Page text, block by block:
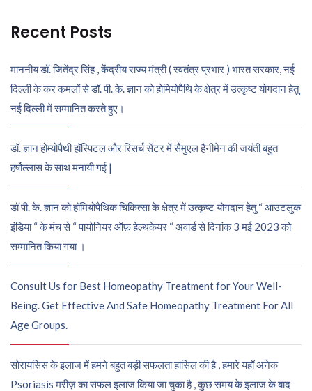
Recent Posts
माननीय डॉ. जितेंद्र सिंह , केंद्रीय राज्य मंत्री ( स्वतंत्र प्रभार ) भारत सरकार, नई
दिल्ली के कर कमलों से डॉ. पी. के. ज्ञान को होमियोपैथि के क्षेत्र में उत्कृष्ट योगदान हेतु
नई दिल्ली में सम्मानित करते हुए।
डॉ. ज्ञान होम्योपैथी हॉस्पिटल और रिसर्च सेंटर में सैमुएल हैनीमेन की जयंती बहुत
हर्षोल्लास के साथ मनायी गई |
डॉ पी. के. ज्ञान को हॉमियोपैथिक चिकित्सा के क्षेत्र में उत्कृष्ट योगदान हेतु “ आउटलुक
इंडिया “ के मंच से “ पायोनियर ऑफ़ हेल्थकेयर “ अवार्ड से दिनांक 3 मई 2023 को
सम्मानित किया गया ।
Consult Us for Best Homeopathy Treatment for Your Well-
Being. Get Effective And Safe Homeopathy Treatment For All
Age Groups.
सोरायसिस के इलाज में हमने बहुत बड़ी सफलता हासिल की है , हमारे यहाँ अनेक
Psoriasis मरीज़ का सफल इलाज किया जा चुका है , कुछ समय के इलाज के बाद